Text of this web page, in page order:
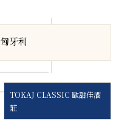
匈牙利
TOKAJ CLASSIC 歐甜佳酒
莊